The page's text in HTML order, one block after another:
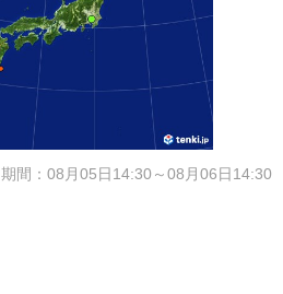
期間：08月05日14:30～08月06日14:30